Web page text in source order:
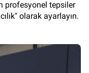
profesyonel tepsiler
olarak ayarlayın.